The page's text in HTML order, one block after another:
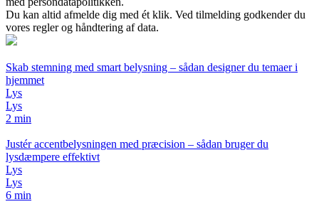
Du kan altid afmelde dig med ét klik. Ved tilmelding godkender du
vores regler og håndtering af data.
Skab stemning med smart belysning – sådan designer du temaer i
hjemmet
Lys
Lys
2 min
Justér accentbelysningen med præcision – sådan bruger du
lysdæmpere effektivt
Lys
Lys
6 min